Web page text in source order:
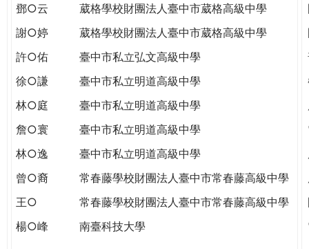
鄧○云
葳格學校財團法人臺中市葳格高級中學
謝○婷
葳格學校財團法人臺中市葳格高級中學
許○佑
臺中市私立弘文高級中學
徐○謙
臺中市私立明道高級中學
林○庭
臺中市私立明道高級中學
詹○寰
臺中市私立明道高級中學
林○逸
臺中市私立明道高級中學
曾○裔
常春藤學校財團法人臺中市常春藤高級中學
王○
常春藤學校財團法人臺中市常春藤高級中學
楊○峰
南臺科技大學